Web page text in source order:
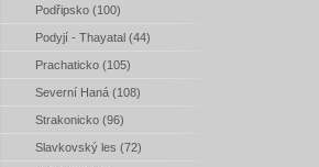
Podřipsko (100)
Podyjí - Thayatal (44)
Prachaticko (105)
Severní Haná (108)
Strakonicko (96)
Slavkovský les (72)